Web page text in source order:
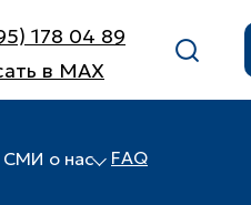
в MAX
178 04 89
СМИ о нас FAQ